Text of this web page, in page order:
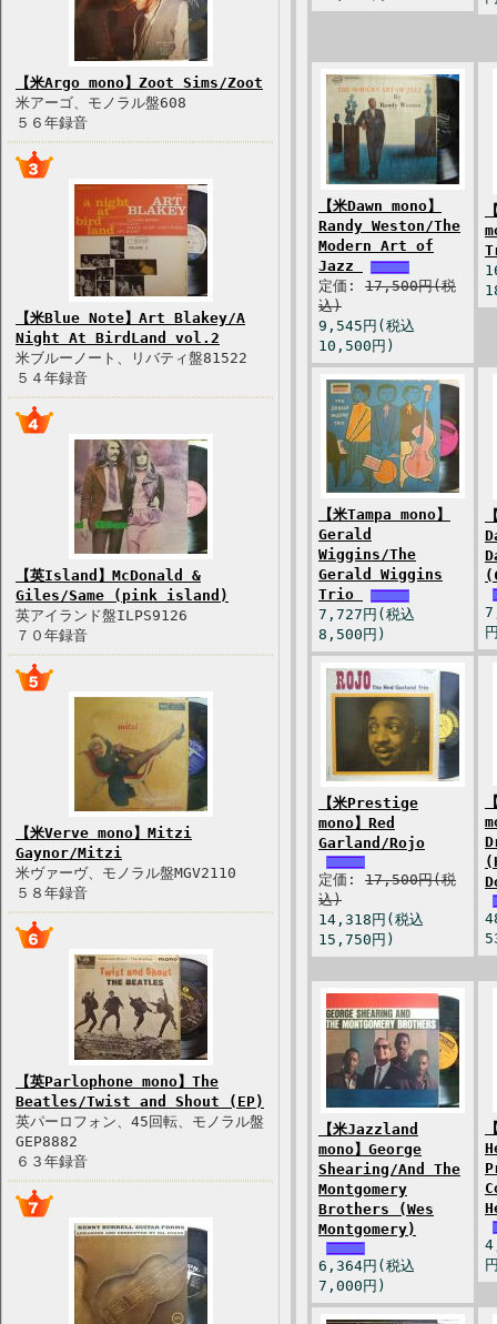
【米Argo mono】Zoot Sims/Zoot
米アーゴ、モノラル盤608
５６年録音
【米Blue Note】Art Blakey/A
Night At BirdLand vol.2
米ブルーノート、リバティ盤81522
５４年録音
【英Island】McDonald &
Giles/Same (pink island)
英アイランド盤ILPS9126
７０年録音
【米Verve mono】Mitzi
Gaynor/Mitzi
米ヴァーヴ、モノラル盤MGV2110
５８年録音
【英Parlophone mono】The
Beatles/Twist and Shout (EP)
英パーロフォン、45回転、モノラル盤
GEP8882
６３年録音
【米Dawn mono】
Randy Weston/The
Modern Art of
Jazz
定価: 17,500円(税
込)
9,545円(税込
10,500円)
【米Tampa mono】
Gerald
Wiggins/The
Gerald Wiggins
Trio
7,727円(税込
8,500円)
【米Prestige
mono】Red
Garland/Rojo
定価: 17,500円(税
込)
14,318円(税込
15,750円)
【米Jazzland
mono】George
Shearing/And The
Montgomery
Brothers (Wes
Montgomery)
6,364円(税込
7,000円)